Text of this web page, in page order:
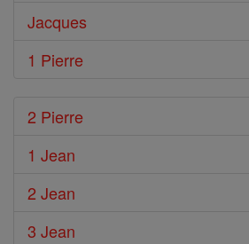
Jacques
1 Pierre
2 Pierre
1 Jean
2 Jean
3 Jean